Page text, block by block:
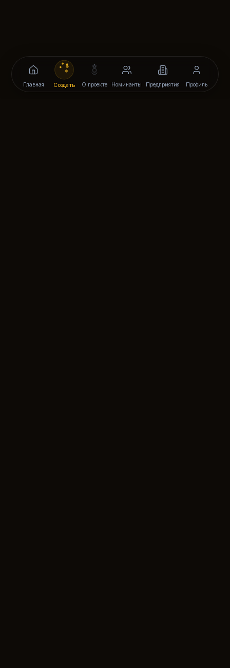
Главная Создать О проекте Номинанты Предприятия Профиль